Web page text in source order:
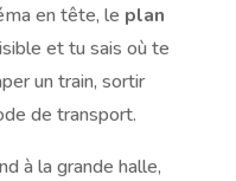
en tête, le plan
et tu sais où te
un train, sortir
de transport.
à la grande halle,